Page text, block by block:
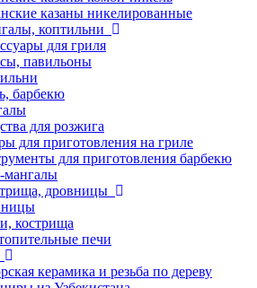
казаны никелированные
коптильни
для гриля
павильоны
барбекю
для розжига
для приготовления на гриле
для приготовления барбекю
мангалы
дровницы
кострища
печи
керамика и резьба по дереву